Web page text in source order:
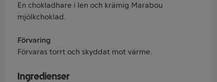
En chokladhare i len och krämig Marabou
mjölkchoklad.
Förvaring
Förvaras torrt och skyddat mot värme.
Ingredienser